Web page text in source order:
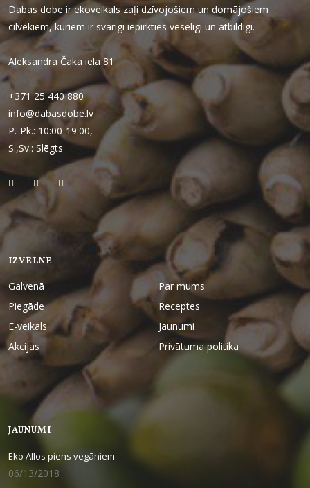
Dabas dobe ir ekoveikals zaļi dzīvojošiem un domājošiem
cilvēkiem, kuriem ir svarīgi iepirkties veselīgi un atbildīgi.
Aleksandra Čaka iela 81
+371 25 440 880
info@dabasdobe.lv
P.-Pk.: 10:00-19:00,
S.,Sv.: Slēgts
IZVĒLNE
Galvenā
Par mums
Piegāde
Receptes
E-veikals
Jaunumi
Akcijas
Privātuma politika
JAUNUMI
Eko Allos piens vegāniem
06/13/2018